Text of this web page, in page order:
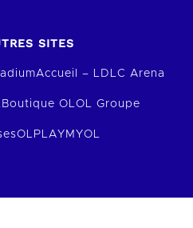
SITES
Accueil – LDLC Arena
Boutique OL OL Groupe
OLPLAY MYOL